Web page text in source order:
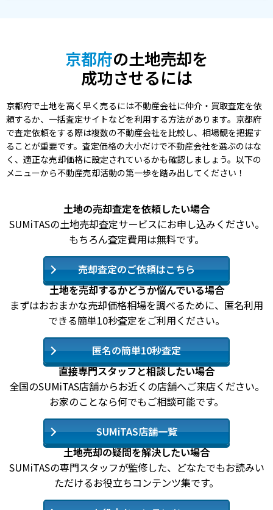
京都府の土地売却を
成功させるには
京都府で土地を高く早く売るには不動産会社に仲介・買取査定を依
頼するか、一括査定サイトなどを利用する方法があります。京都府
で査定依頼をする際は複数の不動産会社を比較し、相場観を把握す
ることが重要です。査定価格の大小だけで不動産会社を選ぶのはな
く、適正な売却価格に設定されているかも確認しましょう。以下の
メニューから不動産売却活動の第一歩を踏み出してください！
土地の売却査定を依頼したい場合
SUMiTASの土地売却査定サービスにお申し込みください。
もちろん査定費用は無料です。
売却査定のご依頼はこちら
土地を売却するかどうか悩んでいる場合
まずはおおまかな売却価格相場を調べるために、匿名利用
できる簡単10秒査定をご利用ください。
匿名の簡単10秒査定
直接専門スタッフと相談したい場合
全国のSUMiTAS店舗からお近くの店舗へご来店ください。
お家のことなら何でもご相談可能です。
SUMiTAS店舗一覧
土地売却の疑問を解決したい場合
SUMiTASの専門スタッフが監修した、どなたでもお読みい
ただけるお役立ちコンテンツ集です。